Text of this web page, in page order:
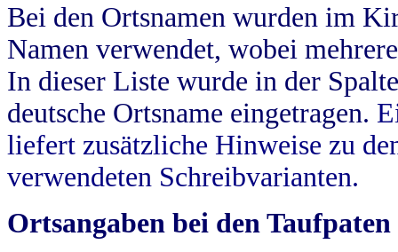
Bei den Ortsnamen wurden im
Namen verwendet, wobei
In dieser Liste wurde in der
deutsche Ortsname eingetragen.
liefert zusätzliche Hinweise zu
verwendeten Schreibvarianten.
Ortsangaben bei den Taufpaten